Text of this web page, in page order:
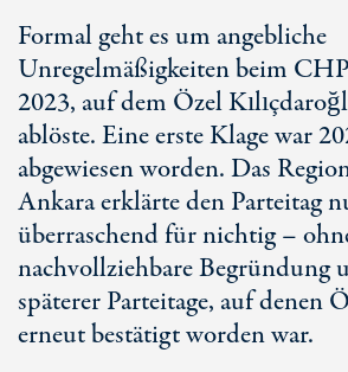
Formal geht es um angebliche
Unregelmäßigkeiten beim
2023, auf dem Özel
ablöste. Eine erste Klage war
abgewiesen worden. Das
Ankara erklärte den Parteitag
überraschend für nichtig –
nachvollziehbare Begründung
späterer Parteitage, auf denen
erneut bestätigt worden war.